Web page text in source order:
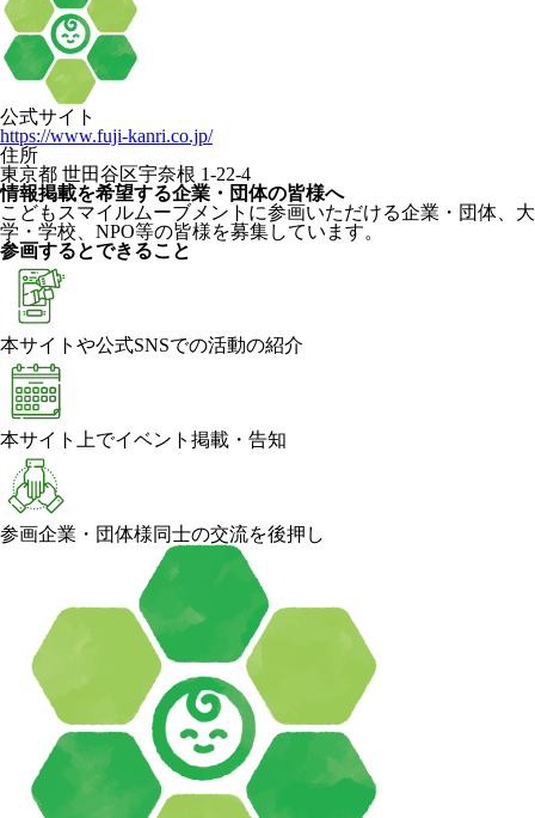
公式サイト
https://www.fuji-kanri.co.jp/
住所
東京都 世田谷区宇奈根 1-22-4
情報掲載を希望する企業・団体の皆様へ
こどもスマイルムーブメントに参画いただける企業・団体、大
学・学校、NPO等の皆様を募集しています。
参画するとできること
本サイトや公式SNSでの活動の紹介
本サイト上でイベント掲載・告知
参画企業・団体様同士の交流を後押し